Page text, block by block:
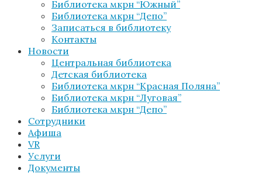
Библиотека мкрн “Южный”
Библиотека мкрн “Депо”
Записаться в библиотеку
Контакты
Новости
Центральная библиотека
Детская библиотека
Библиотека мкрн “Красная Поляна”
Библиотека мкрн “Луговая”
Библиотека мкрн “Депо”
Сотрудники
Афиша
VR
Услуги
Документы